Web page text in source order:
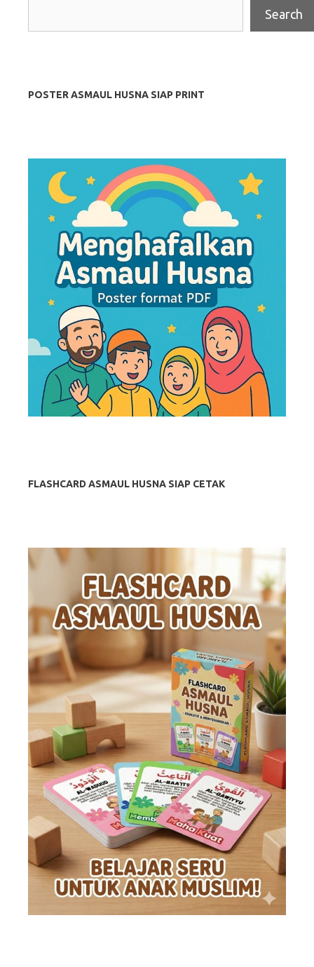
Search
POSTER ASMAUL HUSNA SIAP PRINT
FLASHCARD ASMAUL HUSNA SIAP CETAK